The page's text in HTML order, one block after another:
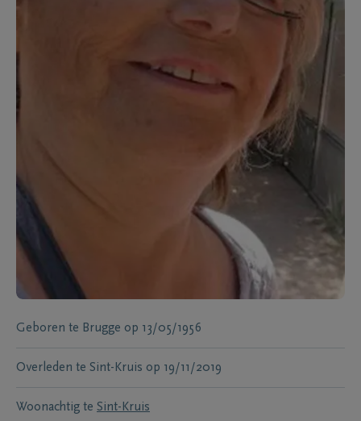
Geboren te Brugge op 13/05/1956
Overleden te Sint-Kruis op 19/11/2019
Woonachtig te Sint-Kruis